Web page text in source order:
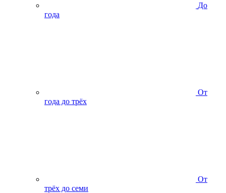
До
года
От
года до трёх
От
трёх до семи